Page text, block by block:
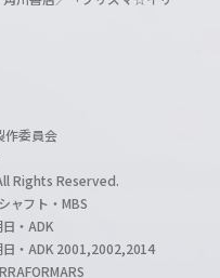
作委員会
Rights Reserved.
ャフト・MBS
・ADK
・ADK 2001,2002,2014